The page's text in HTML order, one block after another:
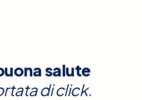
salute
di click.